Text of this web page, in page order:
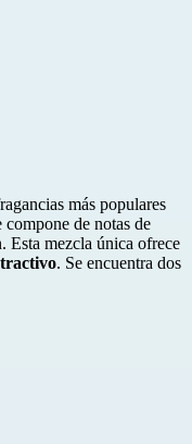
más populares
de notas de
Esta mezcla única ofrece
. Se encuentra dos